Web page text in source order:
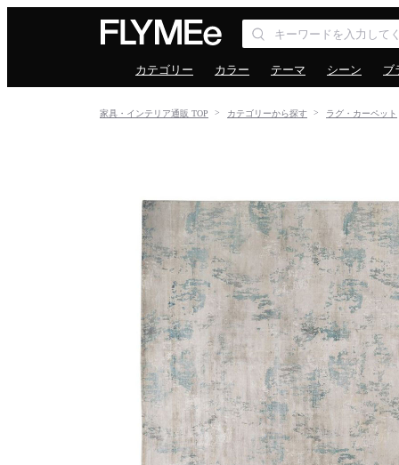
カテゴリー カラー テーマ シーン ブ
家具・インテリア通販 TOP カテゴリーから探す ラグ・カーペット